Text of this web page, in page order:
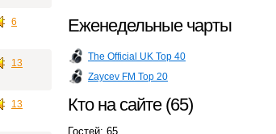
6
13
13
Еженедельные чарты
The Official UK Top 40
Zaycev FM Top 20
Кто на сайте (65)
Гостей: 65